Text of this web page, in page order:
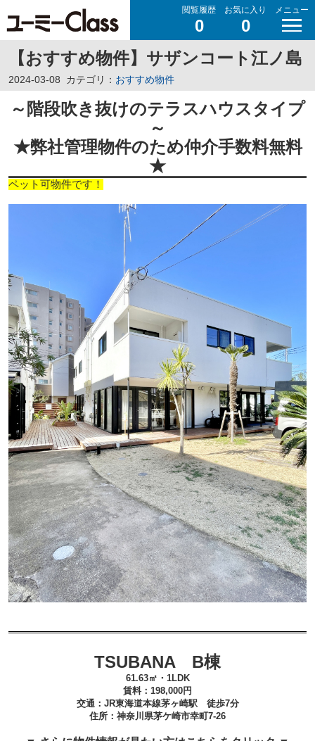
閲覧履歴
0
お気に入り
0
メニュー
【おすすめ物件】サザンコート江ノ島
2024-03-08 カテゴリ： おすすめ物件
～階段吹き抜けのテラスハウスタイプ
～
★弊社管理物件のため仲介手数料無料
★
ペット可物件です！
TSUBANA B棟
61.63㎡・1LDK
賃料： 198,000円
交通：JR東海道本線茅ヶ崎駅 徒歩7分
住所： 神奈川県茅ケ崎市幸町7-26